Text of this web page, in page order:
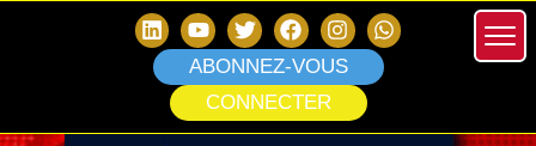
ABONNEZ-VOUS
CONNECTER